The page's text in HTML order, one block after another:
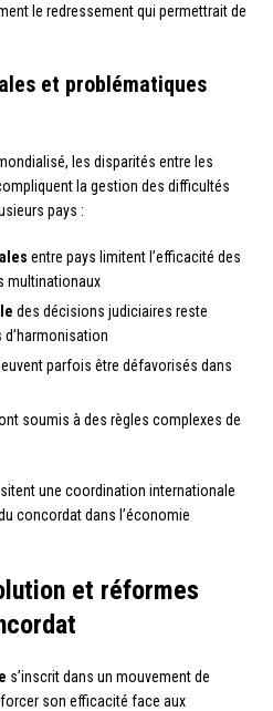
le redressement qui permettrait de
et problématiques
les disparités entre les
la gestion des difficultés
pays :
entre pays limitent l’efficacité des
multinationaux
des décisions judiciaires reste
parfois être défavorisés dans
soumis à des règles complexes de
une coordination internationale
concordat dans l’économie
et réformes
s’inscrit dans un mouvement de
son efficacité face aux